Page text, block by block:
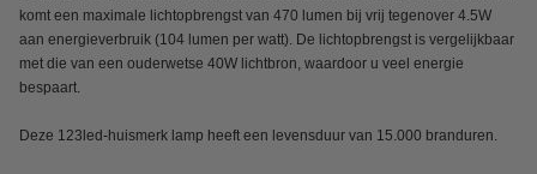
komt een maximale lichtopbrengst van 470 lumen bij vrij tegenover 4.5W
aan energieverbruik (104 lumen per watt). De lichtopbrengst is vergelijkbaar
met die van een ouderwetse 40W lichtbron, waardoor u veel energie
bespaart.
Deze 123led-huismerk lamp heeft een levensduur van 15.000 branduren.